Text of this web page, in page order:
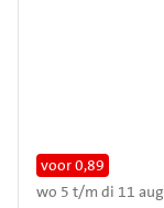
voor 0,89
wo 5 t/m di 11 aug